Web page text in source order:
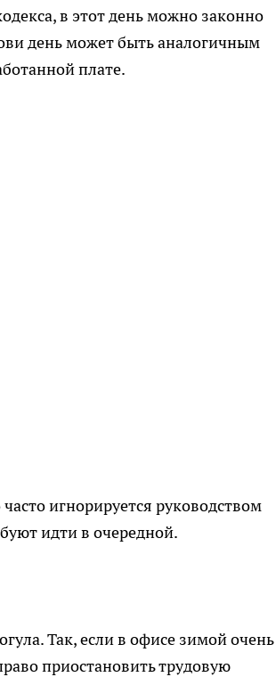
в этот день можно законно
день может быть аналогичным
плате.
игнорируется руководством
идти в очередной.
Так, если в офисе зимой очень
приостановить трудовую